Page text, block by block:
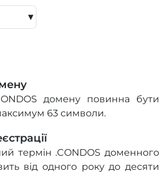
▾
домену повинна бути
63 символи.
термін .CONDOS доменного
від одного року до десяти